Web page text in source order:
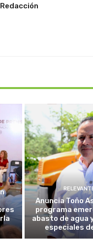
Redacción
Anuncia Toño
programa
abasto de agua
especiales